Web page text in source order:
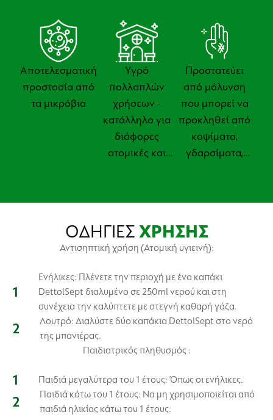
Αποτελεσματική
προστασία από
τα μικρόβια
Υγρό
πολλαπλών
χρήσεων -
κατάλληλο για
διάφορες
ατομικές και
υγιεινής
Προστατεύει
από μόλυνση
που μπορεί να
προκληθεί από
κοψίματα,
γδαρσίματα,
εντόμων
ΟΔΗΓΙΕΣ ΧΡΗΣΗΣ
Αντισηπτική χρήση (Ατομική υγιεινή):
Ενήλικες: Πλένετε την περιοχή με ένα καπάκι
DettolSept διαλυμένο σε 250ml νερού και στη
συνέχεια την καλύπτετε με στεγνή καθαρή γάζα.
Λουτρό: Διαλύστε δύο καπάκια DettolSept στο νερό
της μπανιέρας.
Παιδιατρικός πληθυσμός :
Παιδιά μεγαλύτερα του 1 έτους: Όπως οι ενήλικες.
Παιδιά κάτω του 1 έτους: Να μη χρησιμοποιείται από
παιδιά ηλικίας κάτω του 1 έτους.